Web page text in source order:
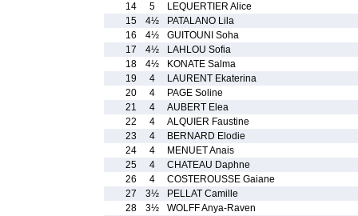
14
5
LEQUERTIER Alice
15
4½
PATALANO Lila
16
4½
GUITOUNI Soha
17
4½
LAHLOU Sofia
18
4½
KONATE Salma
19
4
LAURENT Ekaterina
20
4
PAGE Soline
21
4
AUBERT Elea
22
4
ALQUIER Faustine
23
4
BERNARD Elodie
24
4
MENUET Anais
25
4
CHATEAU Daphne
26
4
COSTEROUSSE Gaiane
27
3½
PELLAT Camille
28
3½
WOLFF Anya-Raven